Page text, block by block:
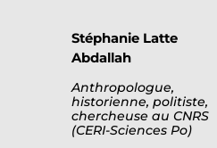
Stéphanie Latte
Abdallah
Anthropologue,
historienne, politiste,
chercheuse au CNRS
(CERI-Sciences Po)